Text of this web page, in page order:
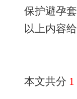
保护避孕
以上内容
本文共分 1